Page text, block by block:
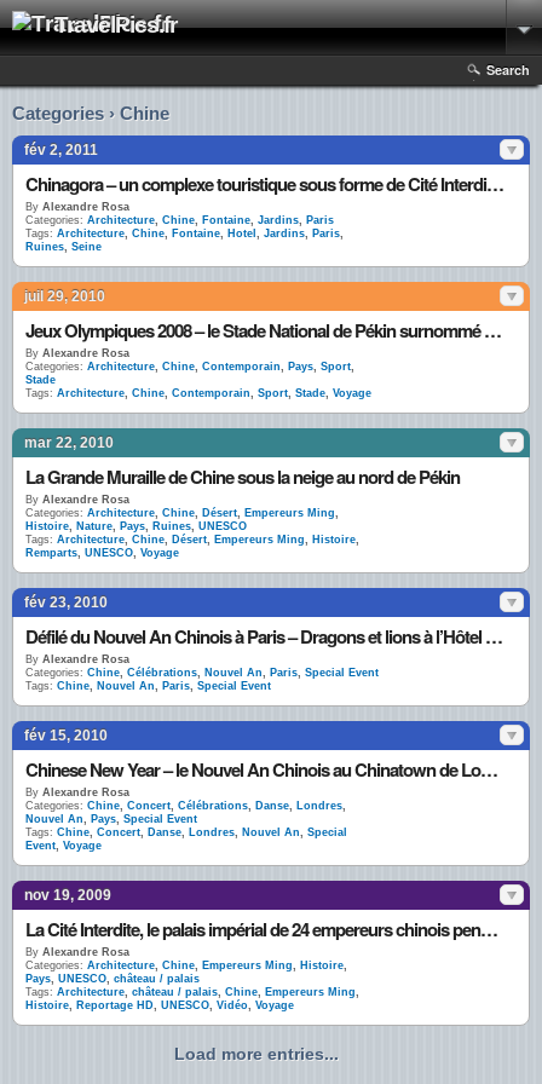
TravelPics.fr
Search
Categories › Chine
fév 2, 2011
Chinagora – un complexe touristique sous forme de Cité Interdite fantôme à deux pas de Paris
By Alexandre Rosa
Categories: Architecture, Chine, Fontaine, Jardins, Paris
Tags: Architecture, Chine, Fontaine, Hotel , Jardins, Paris,
Ruines, Seine
juil 29, 2010
Jeux Olympiques 2008 – le Stade National de Pékin surnommé “Nid d’Oiseau”
By Alexandre Rosa
Categories: Architecture, Chine, Contemporain, Pays, Sport,
Stade
Tags: Architecture, Chine, Contemporain, Sport, Stade, Voyage
mar 22, 2010
La Grande Muraille de Chine sous la neige au nord de Pékin
By Alexandre Rosa
Categories: Architecture, Chine, Désert, Empereurs Ming,
Histoire, Nature, Pays, Ruines, UNESCO
Tags: Architecture, Chine, Désert, Empereurs Ming, Histoire,
Remparts, UNESCO, Voyage
fév 23, 2010
Défilé du Nouvel An Chinois à Paris – Dragons et lions à l’Hôtel de Ville pour l’année du Tigre
By Alexandre Rosa
Categories: Chine, Célébrations, Nouvel An, Paris, Special Event
Tags: Chine, Nouvel An, Paris, Special Event
fév 15, 2010
Chinese New Year – le Nouvel An Chinois au Chinatown de Londres
By Alexandre Rosa
Categories: Chine, Concert, Célébrations, Danse, Londres,
Nouvel An, Pays, Special Event
Tags: Chine, Concert, Danse, Londres, Nouvel An, Special
Event, Voyage
nov 19, 2009
La Cité Interdite, le palais impérial de 24 empereurs chinois pendant 500 ans
By Alexandre Rosa
Categories: Architecture, Chine, Empereurs Ming, Histoire,
Pays, UNESCO, château / palais
Tags: Architecture, château / palais, Chine, Empereurs Ming,
Histoire, Reportage HD, UNESCO, Vidéo, Voyage
Load more entries...